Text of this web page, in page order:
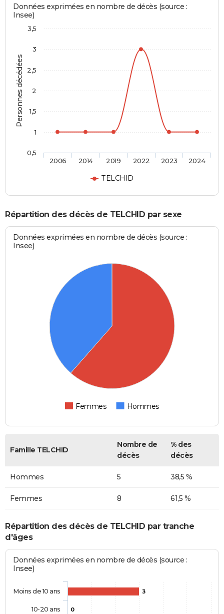
Personnes décédées
Données exprimées en nombre de décès (source :
Insee)
TELCHID
2006 2014 2019 2022 2023 2024
0,5
1
1,5
2
2,5
3
3,5
Répartition des décès de TELCHID par sexe
Données exprimées en nombre de décès (source :
Insee)
Femmes Hommes
Famille TELCHID
Nombre de
décès
% des
décès
Hommes 5 38,5 %
Femmes 8 61,5 %
Répartition des décès de TELCHID par tranche
d'âges
Données exprimées en nombre de décès (source :
Insee)
3
0
Moins de 10 ans
10-20 ans